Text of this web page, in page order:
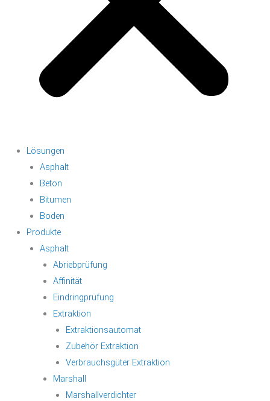
Lösungen
Asphalt
Beton
Bitumen
Boden
Produkte
Asphalt
Abriebprüfung
Affinität
Eindringprüfung
Extraktion
Extraktionsautomat
Zubehör Extraktion
Verbrauchsgüter Extraktion
Marshall
Marshallverdichter